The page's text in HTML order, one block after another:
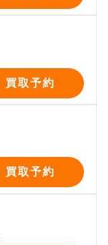
買取予約
買取予約